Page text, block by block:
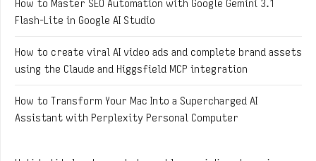
How to Master SEO Automation with Google Gemini 3.1
Flash-Lite in Google AI Studio
How to create viral AI video ads and complete brand assets
using the Claude and Higgsfield MCP integration
How to Transform Your Mac Into a Supercharged AI
Assistant with Perplexity Personal Computer